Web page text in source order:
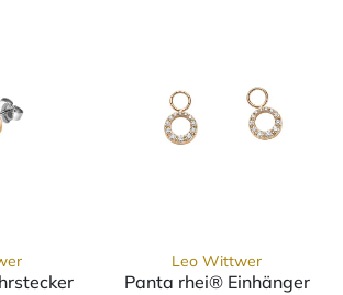
Leo Wittwer
Panta rhei® Einhänger